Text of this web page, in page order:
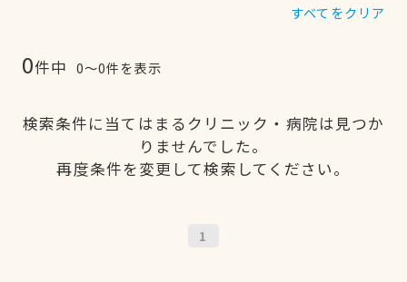
すべてをクリア
0件中 0〜0件を表示
検索条件に当てはまるクリニック・病院は見つか
りませんでした。
再度条件を変更して検索してください。
1